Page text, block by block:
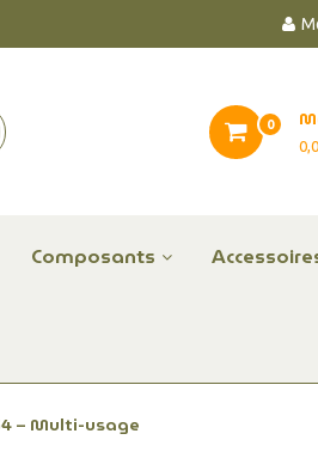
0
Composants
– Multi-usage